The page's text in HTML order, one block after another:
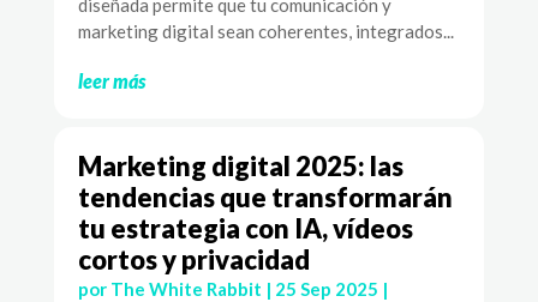
diseñada permite que tu comunicación y
marketing digital sean coherentes, integrados...
leer más
Marketing digital 2025: las
tendencias que transformarán
tu estrategia con IA, vídeos
cortos y privacidad
por The White Rabbit | 25 Sep 2025 |